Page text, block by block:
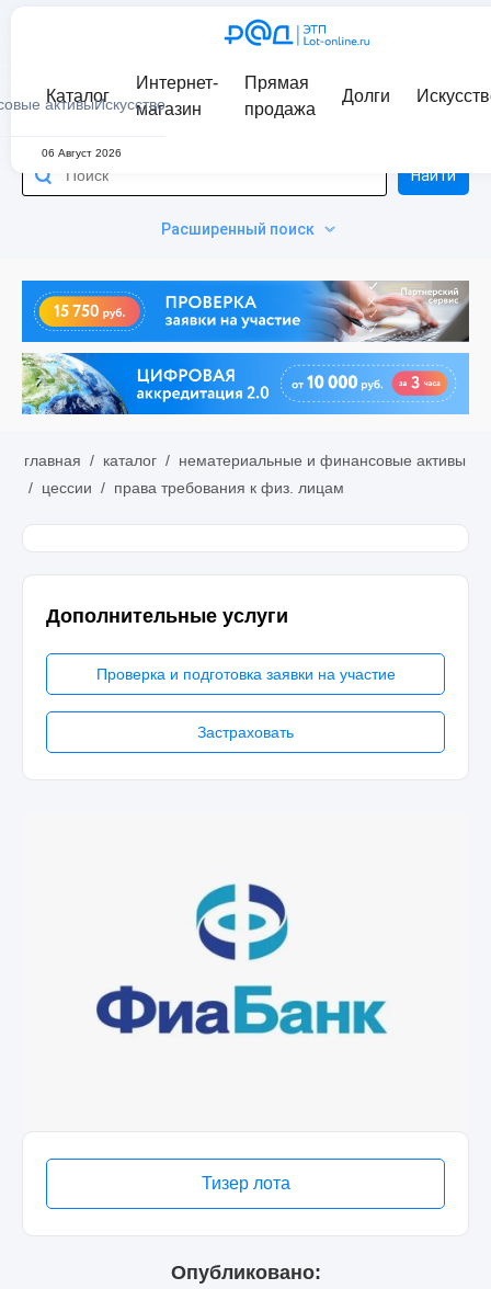
активыИскусство
Каталог
Интернет-
магазин
Прямая
продажа
Долги
06 Август 2026
Расширенный поиск
Найти
главная / каталог / нематериальные и финансовые активы
/ цессии / права требования к физ. лицам
Дополнительные услуги
Проверка и подготовка заявки на участие
Застраховать
Тизер лота
Опубликовано: